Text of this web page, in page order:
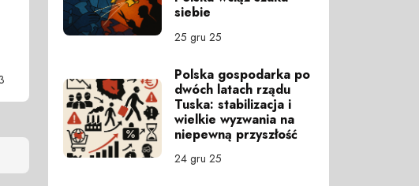
siebie
25 gru 25
Polska gospodarka po
dwóch latach rządu
Tuska: stabilizacja i
wielkie wyzwania na
niepewną przyszłość
24 gru 25